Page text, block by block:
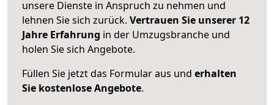
unsere Dienste in Anspruch zu nehmen und
lehnen Sie sich zurück. Vertrauen Sie unserer 12
Jahre Erfahrung in der Umzugsbranche und
holen Sie sich Angebote.
Füllen Sie jetzt das Formular aus und erhalten
Sie kostenlose Angebote.